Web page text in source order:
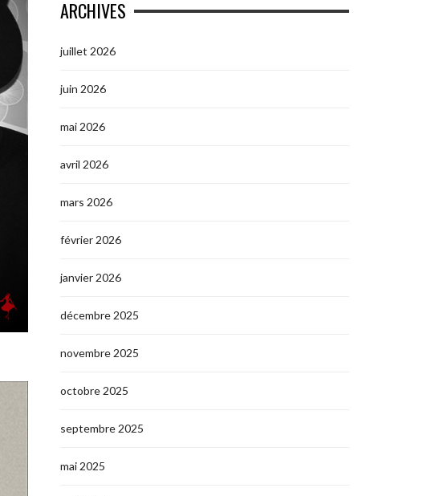
ARCHIVES
juillet 2026
juin 2026
mai 2026
avril 2026
mars 2026
février 2026
janvier 2026
décembre 2025
novembre 2025
octobre 2025
septembre 2025
mai 2025